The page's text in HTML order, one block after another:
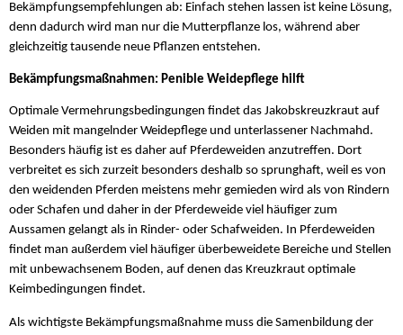
Bekämpfungsempfehlungen ab: Einfach stehen lassen ist keine Lösung,
denn dadurch wird man nur die Mutterpflanze los, während aber
gleichzeitig tausende neue Pflanzen entstehen.
Bekämpfungsmaßnahmen: Penible Weidepflege hilft
Optimale Vermehrungsbedingungen findet das Jakobskreuzkraut auf
Weiden mit mangelnder Weidepflege und unterlassener Nachmahd.
Besonders häufig ist es daher auf Pferdeweiden anzutreffen. Dort
verbreitet es sich zurzeit besonders deshalb so sprunghaft, weil es von
den weidenden Pferden meistens mehr gemieden wird als von Rindern
oder Schafen und daher in der Pferdeweide viel häufiger zum
Aussamen gelangt als in Rinder- oder Schafweiden. In Pferdeweiden
findet man außerdem viel häufiger überbeweidete Bereiche und Stellen
mit unbewachsenem Boden, auf denen das Kreuzkraut optimale
Keimbedingungen findet.
Als wichtigste Bekämpfungsmaßnahme muss die Samenbildung der